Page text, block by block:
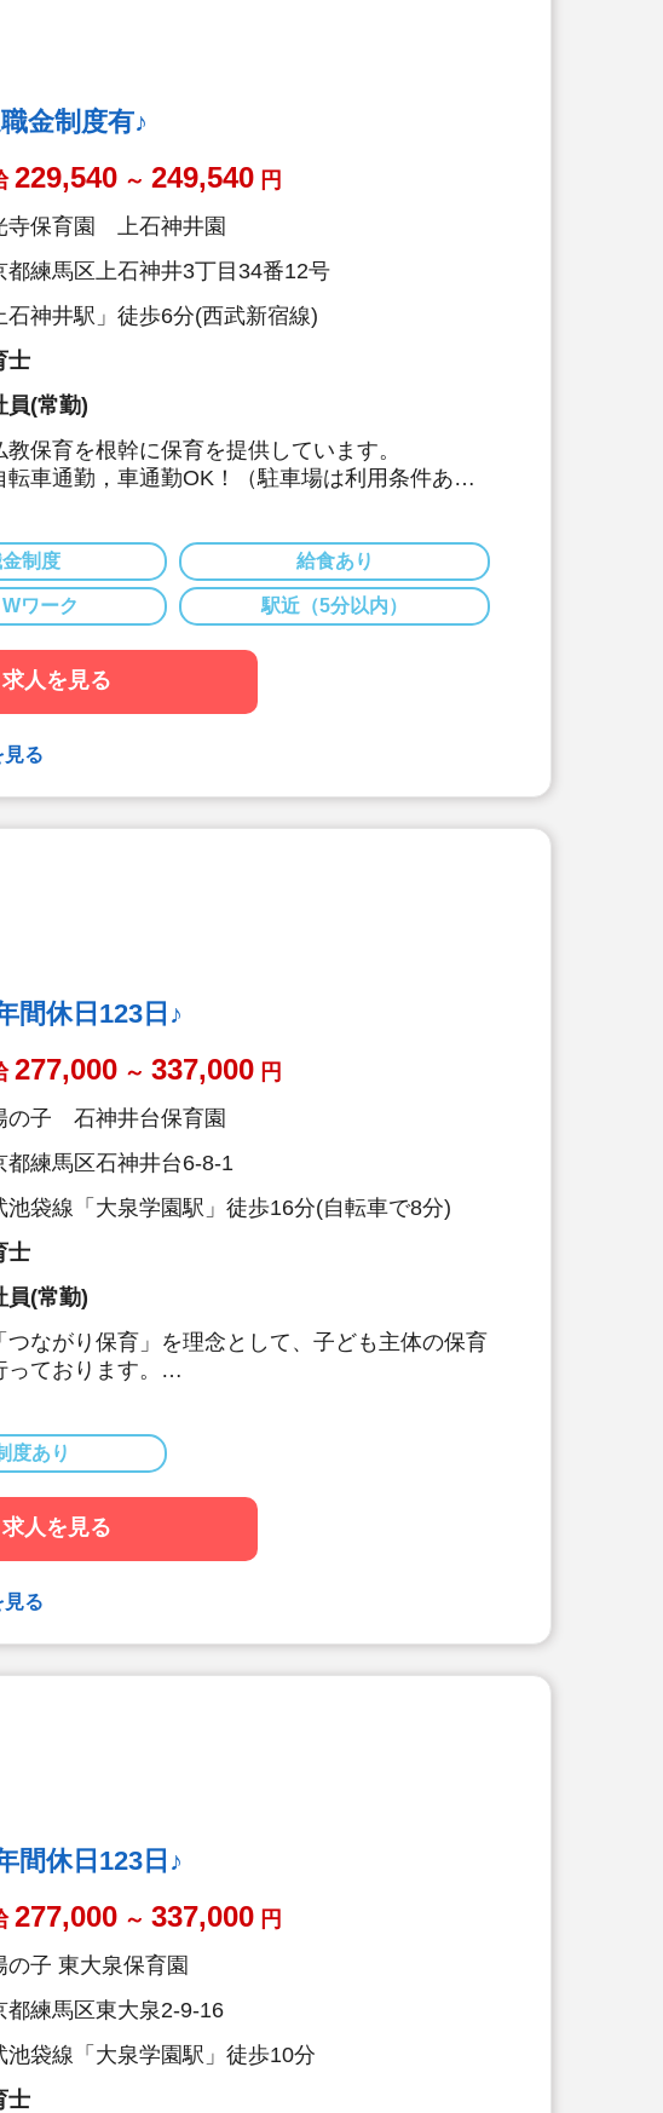
間も大切に出来ます
システムの導入を進めており業務の効率化を推
休暇や介護休暇など取得実績多数あります◇同
園が都内に複数あるため、希望があれば転勤・異
身の生活にあった働き方ができます！
金制度有♪
229,540 ～ 249,540 円
寺保育園 上石神井園
都練馬区上石神井3丁目34番12号
石神井駅」徒歩6分(西武新宿線)
士
員(常勤)
保育を根幹に保育を提供しています。
車通勤，車通勤OK！（駐車場は利用条件あり)
229,540円～※経験を考慮して加算
2ヶ月 + 人事院勧告分50万円弱（昨年度実績）
週休2日制・年間休日120日以上/昨年度実績
♪家庭都合のお休みも相談しやすい環境です
ち帰り仕事なし・残業は月平均5時間(15分/日平
程度と少なめ！ICT化で業務を効率化しています。
ットなどの景品と交換できます♪
制度 給食あり
ワーク 駅近（5分以内）
求人を見る
る
休日123日♪
277,000 ～ 337,000 円
の子 石神井台保育園
都練馬区石神井台6-8-1
池袋線「大泉学園駅」徒歩16分(自転車で8分)
士
員(常勤)
ながり保育」を理念として、子ども主体の保育
っております。
ゼロ推進 / 持ち帰り残業禁止 / 残業代は1分単
間休日123日から / プライベートも充実 / 12連休
実績有！
なキャリアアップ研修 / 年間100以上実施 / 充
たバックアップ！
度あり
求人を見る
る
休日123日♪
277,000 ～ 337,000 円
の子 東大泉保育園
都練馬区東大泉2-9-16
池袋線「大泉学園駅」徒歩10分
士